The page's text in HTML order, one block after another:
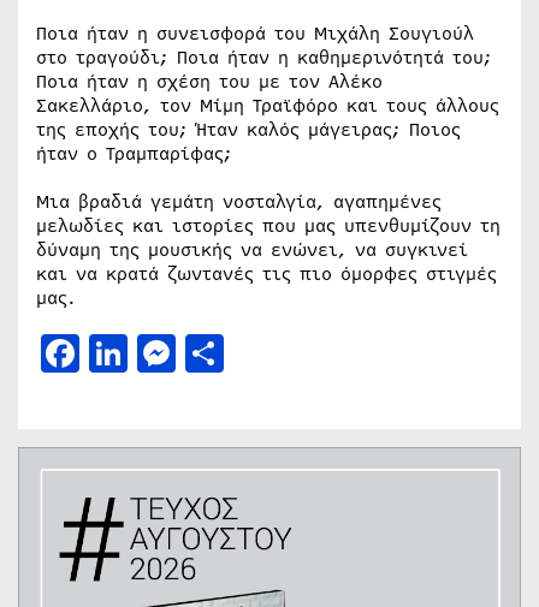
Ποια ήταν η συνεισφορά του Μιχάλη Σουγιούλ
στο τραγούδι; Ποια ήταν η καθημερινότητά του;
Ποια ήταν η σχέση του με τον Αλέκο
Σακελλάριο, τον Μίμη Τραϊφόρο και τους άλλους
της εποχής του; Ήταν καλός μάγειρας; Ποιος
ήταν ο Τραμπαρίφας;
Μια βραδιά γεμάτη νοσταλγία, αγαπημένες
μελωδίες και ιστορίες που μας υπενθυμίζουν τη
δύναμη της μουσικής να ενώνει, να συγκινεί
και να κρατά ζωντανές τις πιο όμορφες στιγμές
μας.
Facebook
LinkedIn
Messenger